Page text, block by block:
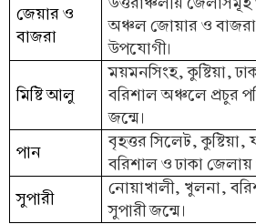
জেয়ার ও
বাজরা
অঞ্চল জোয়ার ও
উপযোগী।
মিষ্টি আলু
ময়মনসিংহ, কুষ্টিয়া,
বরিশাল অঞ্চলে প্রচুর
জন্মে।
পান
বৃহত্তর সিলেট,
বরিশাল ও ঢাকা জেলায়
সুপারী
নোয়াখালী, খুলনা,
সুপারী জন্মে।